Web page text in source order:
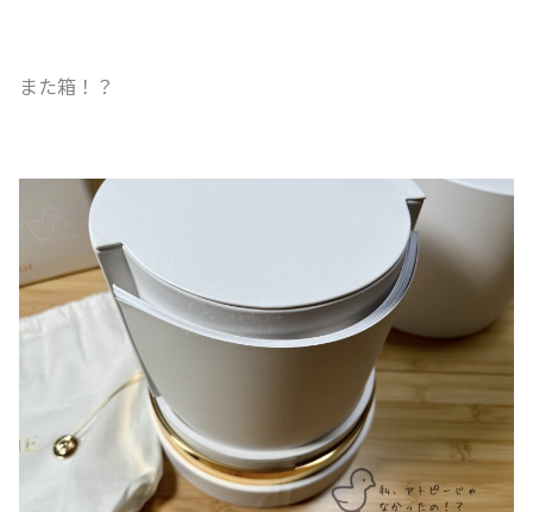
また箱！？